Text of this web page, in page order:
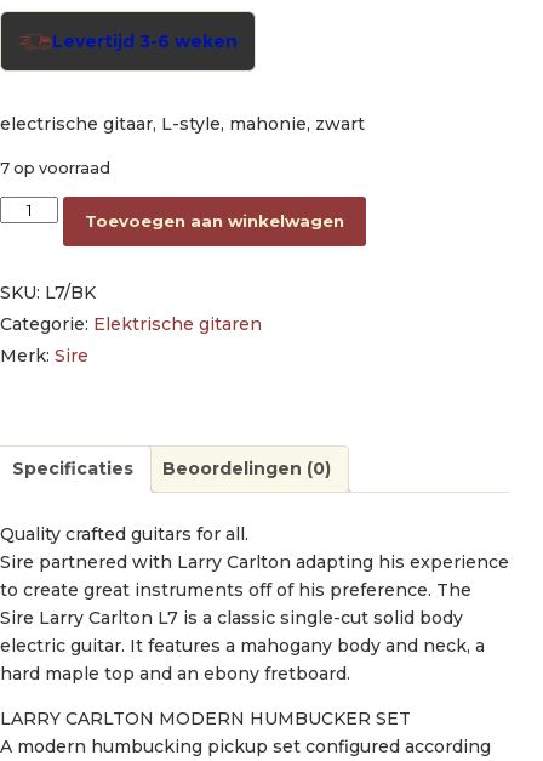
Levertijd 3-6 weken
electrische gitaar, L-style, mahonie, zwart
7 op voorraad
electric guitar L-style black aantal
Toevoegen aan winkelwagen
SKU: L7/BK
Categorie: Elektrische gitaren
Merk: Sire
Specificaties Beoordelingen (0)
Quality crafted guitars for all.
Sire partnered with Larry Carlton adapting his experience
to create great instruments off of his preference. The
Sire Larry Carlton L7 is a classic single-cut solid body
electric guitar. It features a mahogany body and neck, a
hard maple top and an ebony fretboard.
LARRY CARLTON MODERN HUMBUCKER SET
A modern humbucking pickup set configured according